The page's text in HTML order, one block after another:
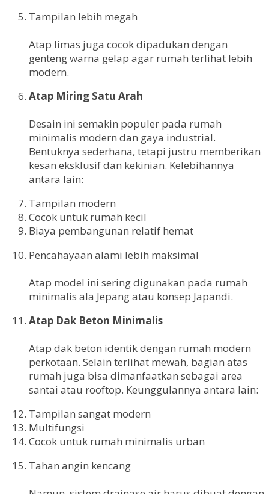
Tampilan lebih megah
Atap limas juga cocok dipadukan dengan
genteng warna gelap agar rumah terlihat lebih
modern.
Atap Miring Satu Arah
Desain ini semakin populer pada rumah
minimalis modern dan gaya industrial.
Bentuknya sederhana, tetapi justru memberikan
kesan eksklusif dan kekinian. Kelebihannya
antara lain:
Tampilan modern
Cocok untuk rumah kecil
Biaya pembangunan relatif hemat
Pencahayaan alami lebih maksimal
Atap model ini sering digunakan pada rumah
minimalis ala Jepang atau konsep Japandi.
Atap Dak Beton Minimalis
Atap dak beton identik dengan rumah modern
perkotaan. Selain terlihat mewah, bagian atas
rumah juga bisa dimanfaatkan sebagai area
santai atau rooftop. Keunggulannya antara lain:
Tampilan sangat modern
Multifungsi
Cocok untuk rumah minimalis urban
Tahan angin kencang